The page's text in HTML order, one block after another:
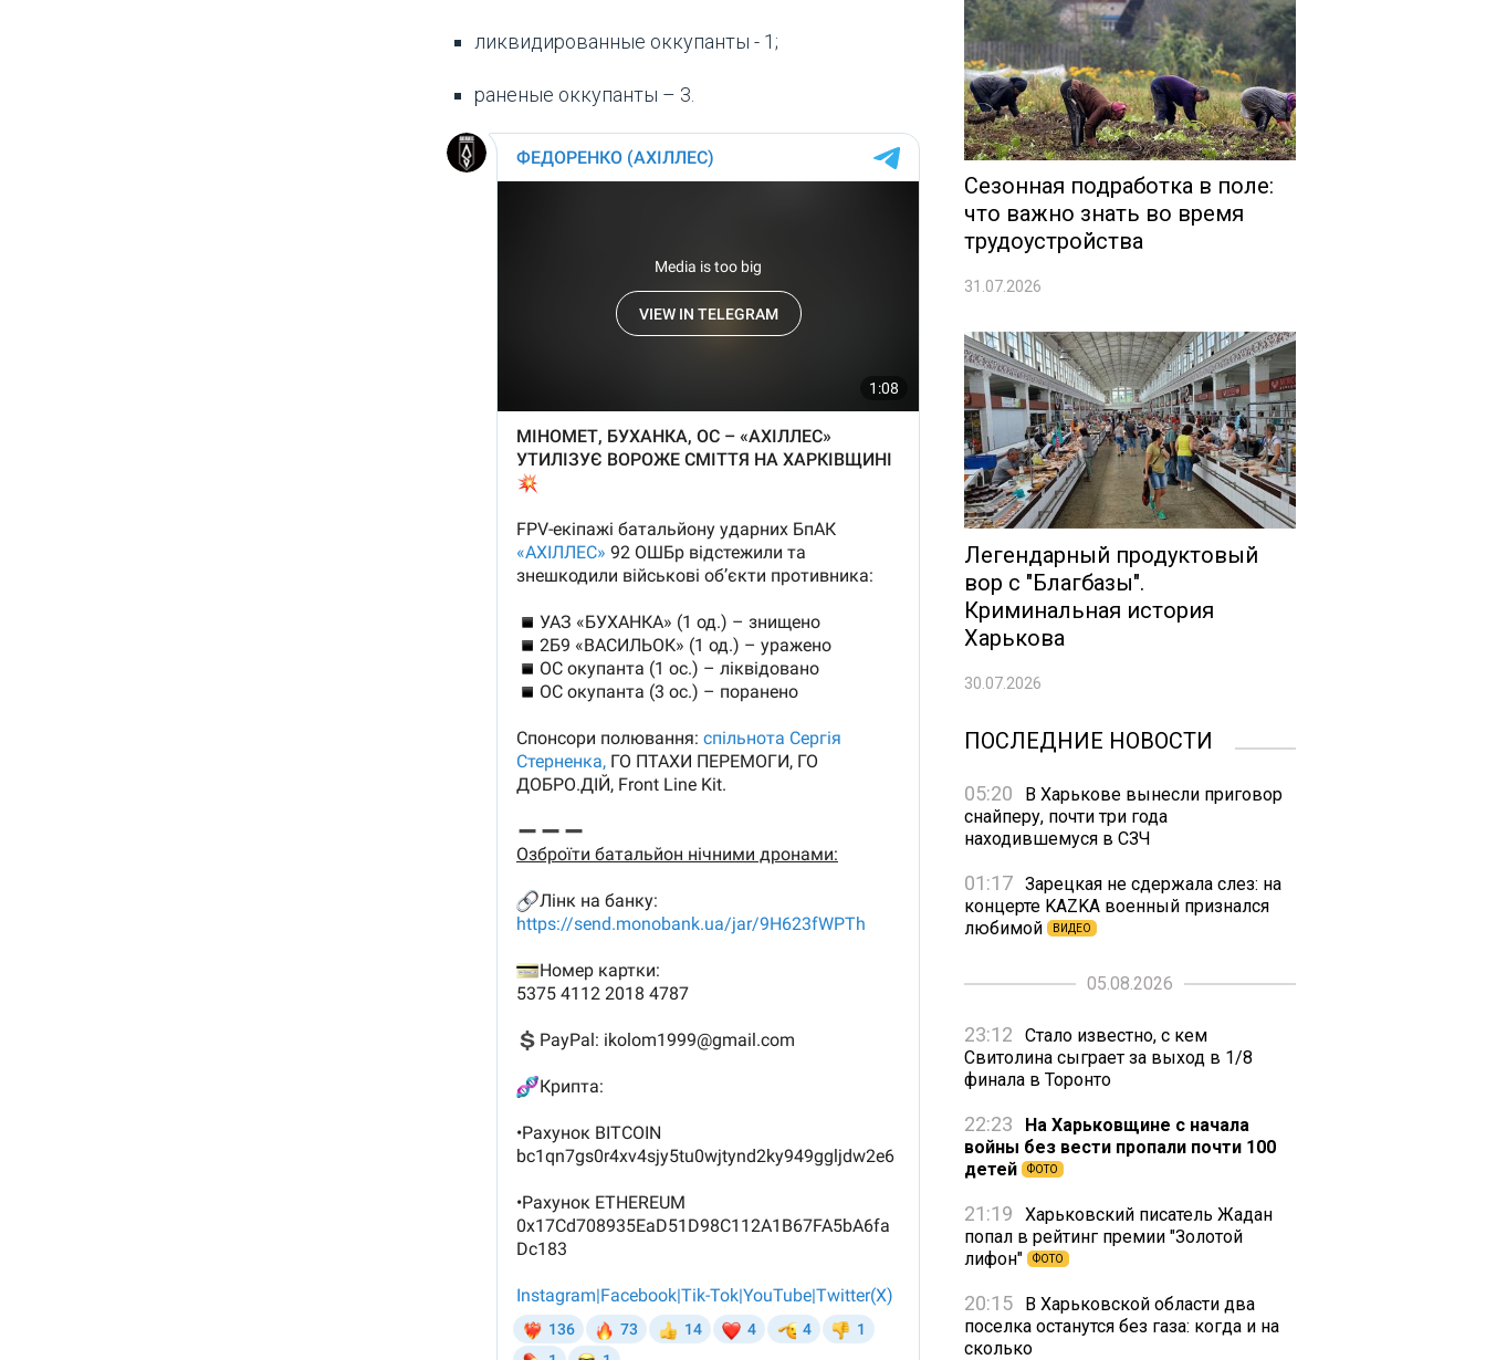
ликвидированные оккупанты - 1;
раненые оккупанты – 3.
Сезонная подработка в поле:
что важно знать во время
трудоустройства
31.07.2026
Легендарный продуктовый
вор с "Благбазы".
Криминальная история
Харькова
30.07.2026
ПОСЛЕДНИЕ НОВОСТИ
05:20
В Харькове вынесли приговор
снайперу, почти три года
находившемуся в СЗЧ
01:17 Зарецкая не сдержала слез: на
концерте KAZKA военный признался
любимой
ВИДЕО
05.08.2026
23:12
Стало известно, с кем
Свитолина сыграет за выход в 1/8
финала в Торонто
22:23
На Харьковщине с начала
войны без вести пропали почти 100
детей
ФОТО
21:19
Харьковский писатель Жадан
попал в рейтинг премии "Золотой
лифон"
ФОТО
20:15
В Харьковской области два
поселка останутся без газа: когда и на
сколько